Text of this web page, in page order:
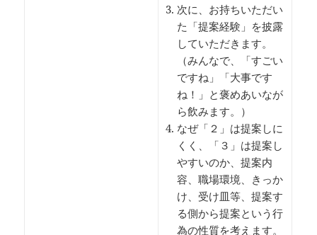
次に、お持ちいただい
た「提案経験」を披露
していただきます。
（みんなで、「すごい
ですね」「大事です
ね！」と褒めあいなが
ら飲みます。）
なぜ「２」は提案しに
くく、「３」は提案し
やすいのか、提案内
容、職場環境、きっか
け、受け皿等、提案す
る側から提案という行
為の性質を考えます。